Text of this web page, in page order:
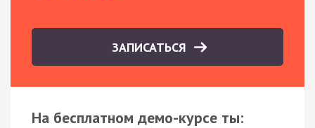
ЗАПИСАТЬСЯ
На бесплатном демо-курсе ты: